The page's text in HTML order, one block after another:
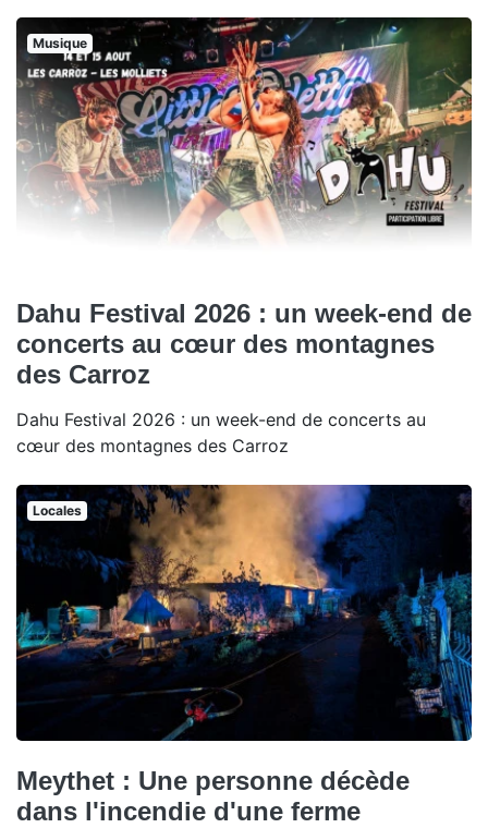
Musique
Dahu Festival 2026 : un week-end de
concerts au cœur des montagnes
des Carroz
Dahu Festival 2026 : un week-end de concerts au
cœur des montagnes des Carroz
Locales
Meythet : Une personne décède
dans l'incendie d'une ferme